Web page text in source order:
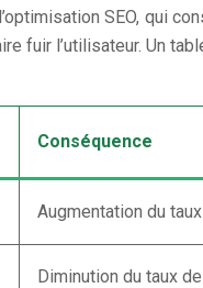
SEO, qui
fuir l’utilisateur. Un
Conséquence
Augmentation du
Diminution du taux